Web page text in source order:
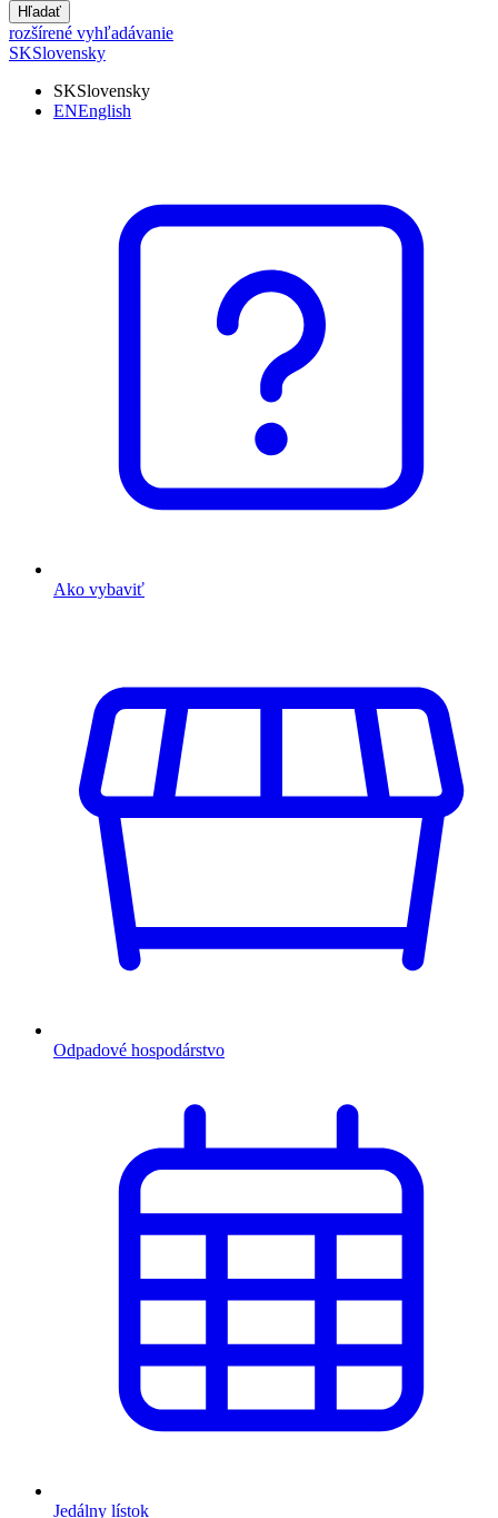
Hľadať
rozšírené vyhľadávanie
SKSlovensky
SKSlovensky
ENEnglish
Ako vybaviť
Odpadové hospodárstvo
Jedálny lístok